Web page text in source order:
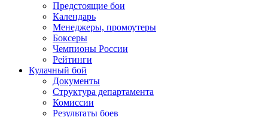
Предстоящие бои
Календарь
Менеджеры, промоутеры
Боксеры
Чемпионы России
Рейтинги
Кулачный бой
Документы
Структура департамента
Комиссии
Результаты боев